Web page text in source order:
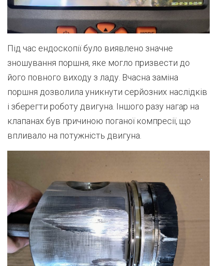
Під час ендоскопії було виявлено значне
зношування поршня, яке могло призвести до
його повного виходу з ладу. Вчасна заміна
поршня дозволила уникнути серйозних наслідків
і зберегти роботу двигуна. Іншого разу нагар на
клапанах був причиною поганої компресії, що
впливало на потужність двигуна.